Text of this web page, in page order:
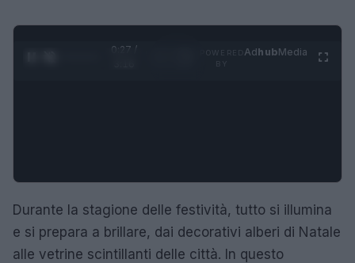
0:28 /
AdhubMedia
Durante la stagione delle festività, tutto si illumina
e si prepara a brillare, dai decorativi alberi di Natale
alle vetrine scintillanti delle città. In questo